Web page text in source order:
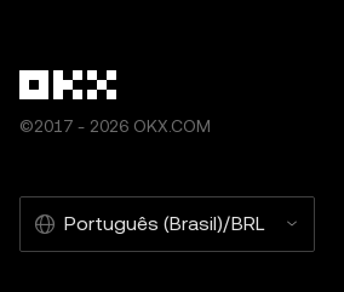
©2017 - 2026 OKX.COM
Português (Brasil)/BRL